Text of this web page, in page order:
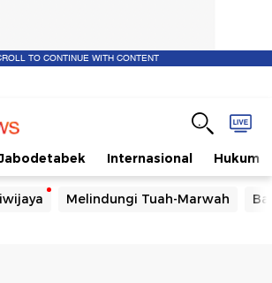
TO CONTINUE WITH CONTENT
Internasional Hukum
Melindungi Tuah-Marwah